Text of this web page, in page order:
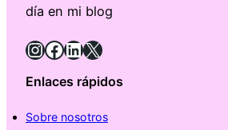
día en mi blog
InstagramFacebook LinkedIn X
Enlaces rápidos
Sobre nosotros